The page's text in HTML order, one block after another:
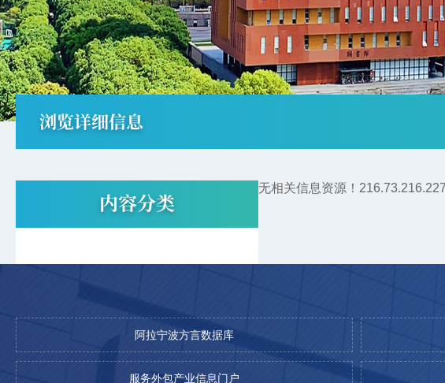
浏览详细信息
内容分类
无相关信息资源！216.73.216.227
阿拉宁波方言数据库
服务外包产业信息门户